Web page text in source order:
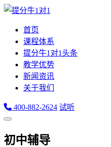
首页
课程体系
提分牛1对1头条
教学优势
新闻资讯
关于我们
400-882-2624 试听
初中辅导